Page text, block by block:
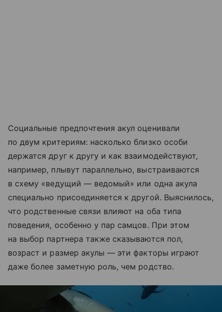
Социальные предпочтения акул оценивали
по двум критериям: насколько близко особи
держатся друг к другу и как взаимодействуют,
например, плывут параллельно, выстраиваются
в схему «ведущий — ведомый» или одна акула
специально присоединяется к другой. Выяснилось,
что родственные связи влияют на оба типа
поведения, особенно у пар самцов. При этом
на выбор партнера также сказываются пол,
возраст и размер акулы — эти факторы играют
даже более заметную роль, чем родство.